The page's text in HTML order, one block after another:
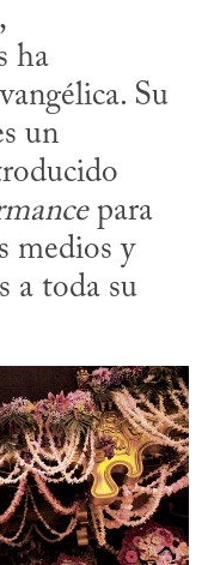
ha
Su
un
para
medios y
a toda su